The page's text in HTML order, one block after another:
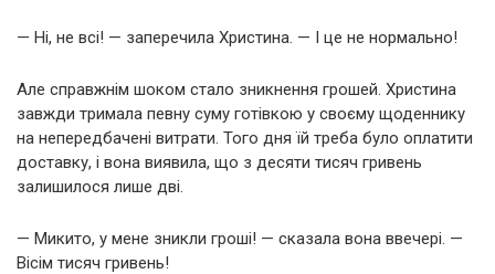
— Ні, не всі! — заперечила Христина. — І це не нормально!
Але справжнім шоком стало зникнення грошей. Христина
завжди тримала певну суму готівкою у своєму щоденнику
на непередбачені витрати. Того дня їй треба було оплатити
доставку, і вона виявила, що з десяти тисяч гривень
залишилося лише дві.
— Микито, у мене зникли гроші! — сказала вона ввечері. —
Вісім тисяч гривень!